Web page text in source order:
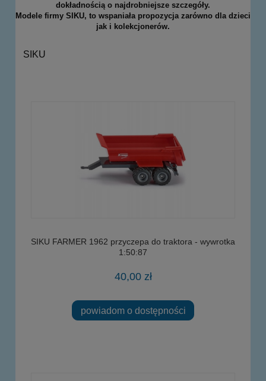
dokładnością o najdrobniejsze szczegóły.
Modele firmy SIKU, to wspaniała propozycja zarówno dla dzieci
jak i kolekcjonerów.
SIKU
SIKU FARMER 1962 przyczepa do traktora - wywrotka
1:50:87
40,00 zł
powiadom o dostępności